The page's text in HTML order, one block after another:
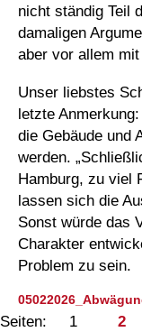
nicht ständig Teil
damaligen
aber vor allem
Unser liebstes
letzte
die Gebäude und
werden.
Hamburg, zu viel
lassen sich die
Sonst würde das
Charakter
Problem zu sein.
Seiten: 1 2